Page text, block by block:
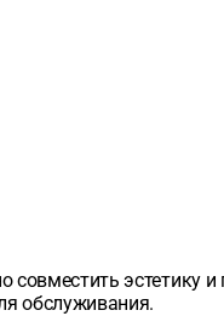
эстетику
обслуживания.